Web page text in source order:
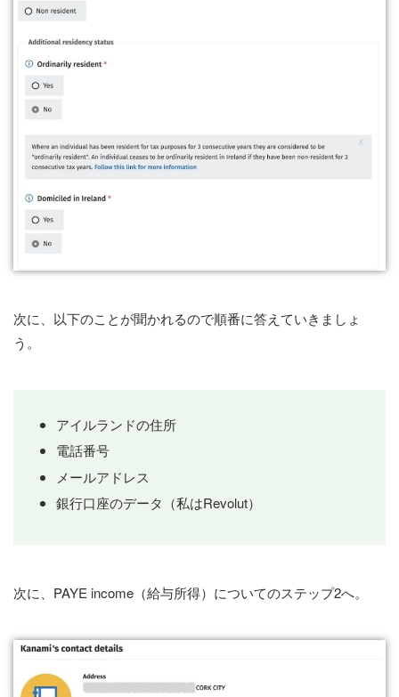
次に、以下のことが聞かれるので順番に答えていきましょ
う。
アイルランドの住所
電話番号
メールアドレス
銀行口座のデータ（私はRevolut）
次に、PAYE income（給与所得）についてのステップ2へ。